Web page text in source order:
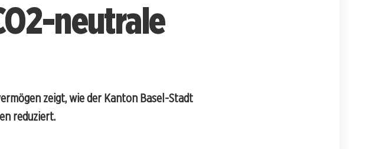
neutrale
zeigt, wie der Kanton Basel-Stadt
reduziert.